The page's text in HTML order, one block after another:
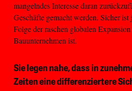
mangelndes Interesse daran
Geschäfte gemacht werden. Sicher ist
Folge der raschen globalen
Bauunternehmen ist.
Sie legen nahe, dass in
Zeiten eine differenziertere